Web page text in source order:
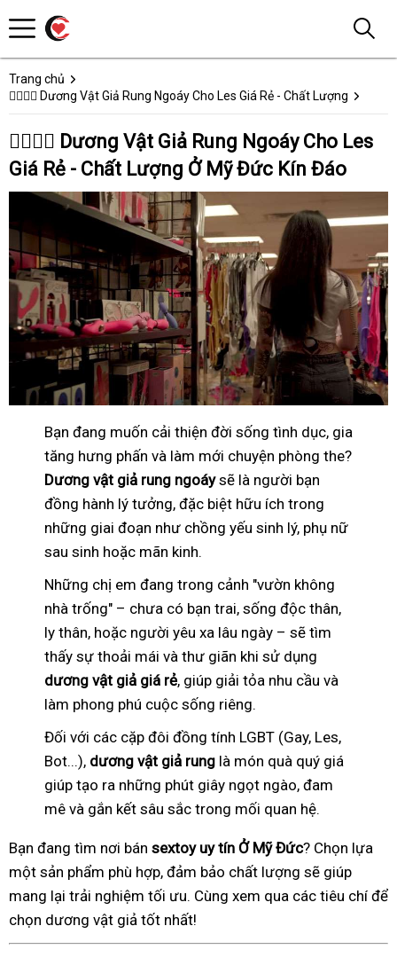
Trang chủ
👩‍❤️‍💋‍👨 Dương Vật Giả Rung Ngoáy Cho Les Giá Rẻ - Chất Lượng
👩‍❤️‍💋‍👨 Dương Vật Giả Rung Ngoáy Cho Les
Giá Rẻ - Chất Lượng Ở Mỹ Đức Kín Đáo
Bạn đang muốn cải thiện đời sống tình dục, gia
tăng hưng phấn và làm mới chuyện phòng the?
Dương vật giả rung ngoáysẽ là người bạn
đồng hành lý tưởng, đặc biệt hữu ích trong
những giai đoạn như chồng yếu sinh lý, phụ nữ
sau sinh hoặc mãn kinh.
Những chị em đang trong cảnh "vườn không
nhà trống" – chưa có bạn trai, sống độc thân,
ly thân, hoặc người yêu xa lâu ngày – sẽ tìm
thấy sự thoải mái và thư giãn khi sử dụng
dương vật giả giá rẻ, giúp giải tỏa nhu cầu và
làm phong phú cuộc sống riêng.
Đối với các cặp đôi đồng tính LGBT (Gay, Les,
Bot...), dương vật giả rung là món quà quý giá
giúp tạo ra những phút giây ngọt ngào, đam
mê và gắn kết sâu sắc trong mối quan hệ.
Bạn đang tìm nơi bán sextoy uy tín Ở Mỹ Đức? Chọn lựa
một sản phẩm phù hợp, đảm bảo chất lượng sẽ giúp
mang lại trải nghiệm tối ưu. Cùng xem qua các tiêu chí để
chọn dương vật giả tốt nhất!